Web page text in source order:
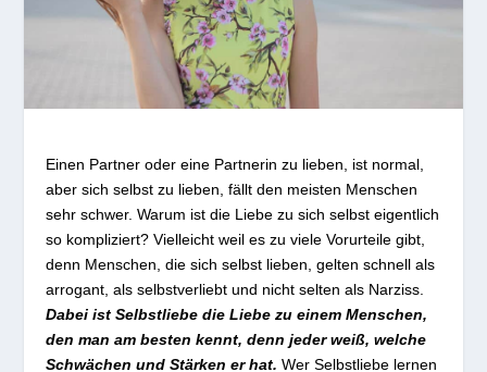
Einen Partner oder eine Partnerin zu lieben, ist normal,
aber sich selbst zu lieben, fällt den meisten Menschen
sehr schwer. Warum ist die Liebe zu sich selbst eigentlich
so kompliziert? Vielleicht weil es zu viele Vorurteile gibt,
denn Menschen, die sich selbst lieben, gelten schnell als
arrogant, als selbstverliebt und nicht selten als Narziss.
Dabei ist Selbstliebe die Liebe zu einem Menschen,
den man am besten kennt, denn jeder weiß, welche
Schwächen und Stärken er hat.Wer Selbstliebe lernen